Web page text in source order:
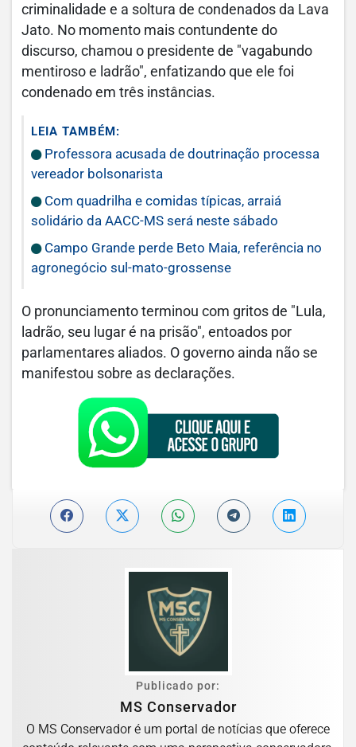
criminalidade e a soltura de condenados da Lava
Jato. No momento mais contundente do
discurso, chamou o presidente de "vagabundo
mentiroso e ladrão", enfatizando que ele foi
condenado em três instâncias.
LEIA TAMBÉM:
Professora acusada de doutrinação processa
vereador bolsonarista
Com quadrilha e comidas típicas, arraiá
solidário da AACC-MS será neste sábado
Campo Grande perde Beto Maia, referência no
agronegócio sul-mato-grossense
O pronunciamento terminou com gritos de "Lula,
ladrão, seu lugar é na prisão", entoados por
parlamentares aliados. O governo ainda não se
manifestou sobre as declarações.
Publicado por:
MS Conservador
O MS Conservador é um portal de notícias que oferece